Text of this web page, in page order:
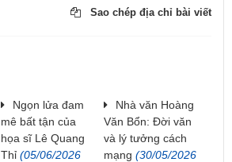
Sao chép địa chỉ bài viết
Ngọn lửa đam
mê bất tận của
họa sĩ Lê Quang
Thỉ(05/06/2026
Nhà văn Hoàng
Văn Bổn: Đời văn
và lý tưởng cách
mạng (30/05/2026